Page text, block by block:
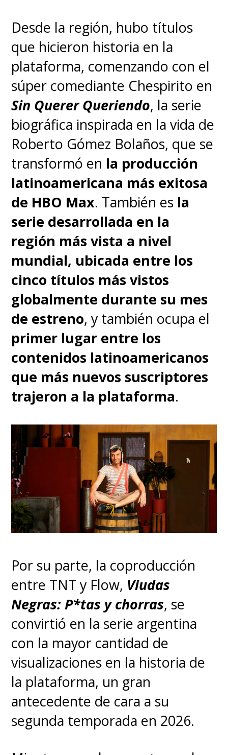
Desde la región, hubo títulos
que hicieron historia en la
plataforma, comenzando con el
súper comediante Chespirito en
Sin Querer Queriendo, la serie
biográfica inspirada en la vida de
Roberto Gómez Bolaños, que se
transformó en la producción
latinoamericana más exitosa
de HBO Max. También es la
serie desarrollada en la
región más vista a nivel
mundial, ubicada entre los
cinco títulos más vistos
globalmente durante su mes
de estreno, y también ocupa el
primer lugar entre los
contenidos latinoamericanos
que más nuevos suscriptores
trajeron a la plataforma.
Por su parte, la coproducción
entre TNT y Flow, Viudas
Negras: P*tas y chorras, se
convirtió en la serie argentina
con la mayor cantidad de
visualizaciones en la historia de
la plataforma, un gran
antecedente de cara a su
segunda temporada en 2026.